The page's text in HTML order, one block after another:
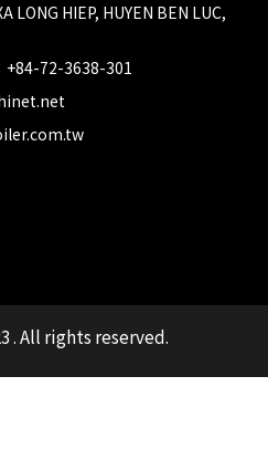
LONG HIEP, HUYEN BEN LUC,
+84-72-3638-301
. All rights reserved.